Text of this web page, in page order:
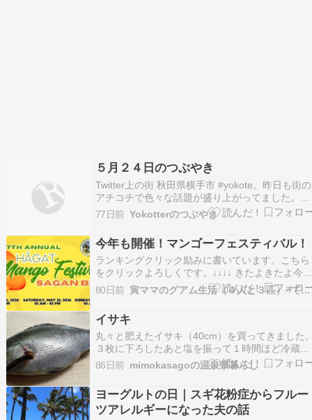
５月２４日のつぶやき
Twitter上の街 秋田県横手市 #yokote。昨日も街の
アチコチで色々な話題が盛り上がってました。そ
の様子をご紹介♪ブログ順位が上にいけば行くほ
Yokotterの認知度もあがりますゆえ、ぽちっと
な。ご協力のほどお願いたしまするm(_ _)m【イ
ベント】苗字の先生、すごい…
77日前 Yokotterのつぶやき
今年も開催！マンゴーフェスティバル！
ランキングクリック励みに書いています。こちら
をクリックよろしくです。↓↓↓↓ きたよきたよ今年
もマンゴーの季節が！！この小ぶりなマンゴー
は、間引きをせずそのまま大量に木になっている
時期にご近所さんがみんなにおすそ分けしてくれ
ます。 実…
80日前 寅ママのグアム生活（４人と３匹）−てげてげにグアム生活ー
イサキ
丸々と肥えたイサキ（40cm）を買ってきました
３枚に下ろしたあと塩を振って１時間ほど冷蔵庫
へ・・半分は皮を引いて刺身にして、もう半分は
皮を炙りました。火曜日から鼻水が止まらない。
花粉症かと思っていたら咳まで出てきて、なんと
風邪のようです。
86日前 mimokasagoの温泉県暮らし
ヨーグルトの日｜スギ花粉症からフルー
ツアレルギーになった夫の話